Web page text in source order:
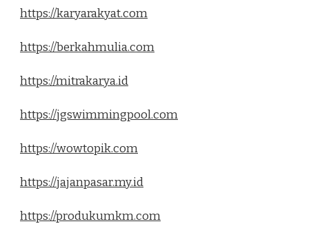
https://karyarakyat.com
https://berkahmulia.com
https://mitrakarya.id
https://jgswimmingpool.com
https://wowtopik.com
https://jajanpasar.my.id
https://produkumkm.com